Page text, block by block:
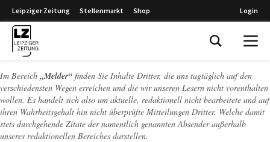
Leipziger Zeitung Stellenmarkt Shop Login
Im Bereich „Melder“ finden Sie Inhalte Dritter, die uns tagtäglich auf den
verschiedensten Wegen erreichen und die wir unseren Lesern nicht vorenthalten
wollen. Es handelt sich also um aktuelle, redaktionell nicht bearbeitete und auf
ihren Wahrheitsgehalt hin nicht überprüfte Mitteilungen Dritter. Welche damit
stets durchgehende Zitate der namentlich genannten Absender außerhalb
unseres redaktionellen Bereiches darstellen.